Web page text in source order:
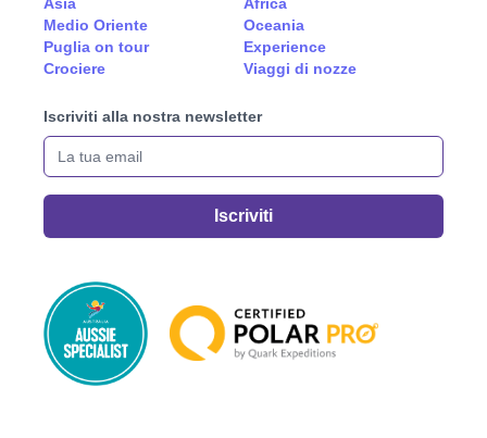
Medio Oriente
Oceania
Puglia on tour
Experience
Crociere
Viaggi di nozze
Iscriviti alla nostra newsletter
La tua email
Iscriviti